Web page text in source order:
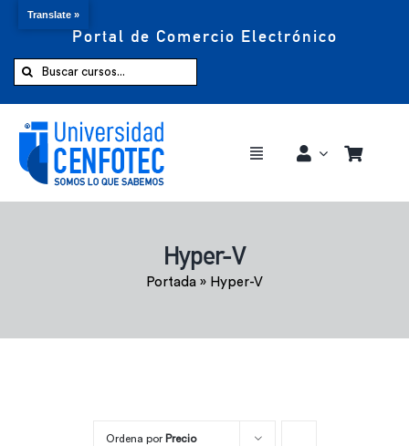
Portal de Comercio Electrónico
Buscar:
Toggle
Comprar ahora
Hyper-V
Portada » Hyper-V
Ordena por Precio
Translate »